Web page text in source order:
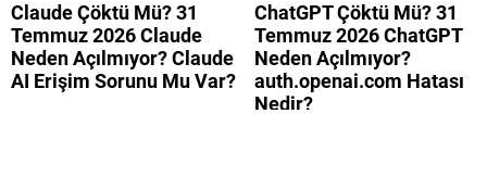
Claude Çöktü Mü? 31
Temmuz 2026 Claude
Neden Açılmıyor? Claude
AI Erişim Sorunu Mu Var?
ChatGPT Çöktü Mü? 31
Temmuz 2026 ChatGPT
Neden Açılmıyor?
auth.openai.com Hatası
Nedir?